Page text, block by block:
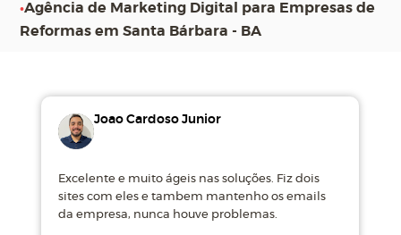
•Agência de Marketing Digital para Empresas de
Reformas em Santa Bárbara - BA
Joao Cardoso Junior
Excelente e muito ágeis nas soluções. Fiz dois
sites com eles e tambem mantenho os emails
da empresa, nunca houve problemas.